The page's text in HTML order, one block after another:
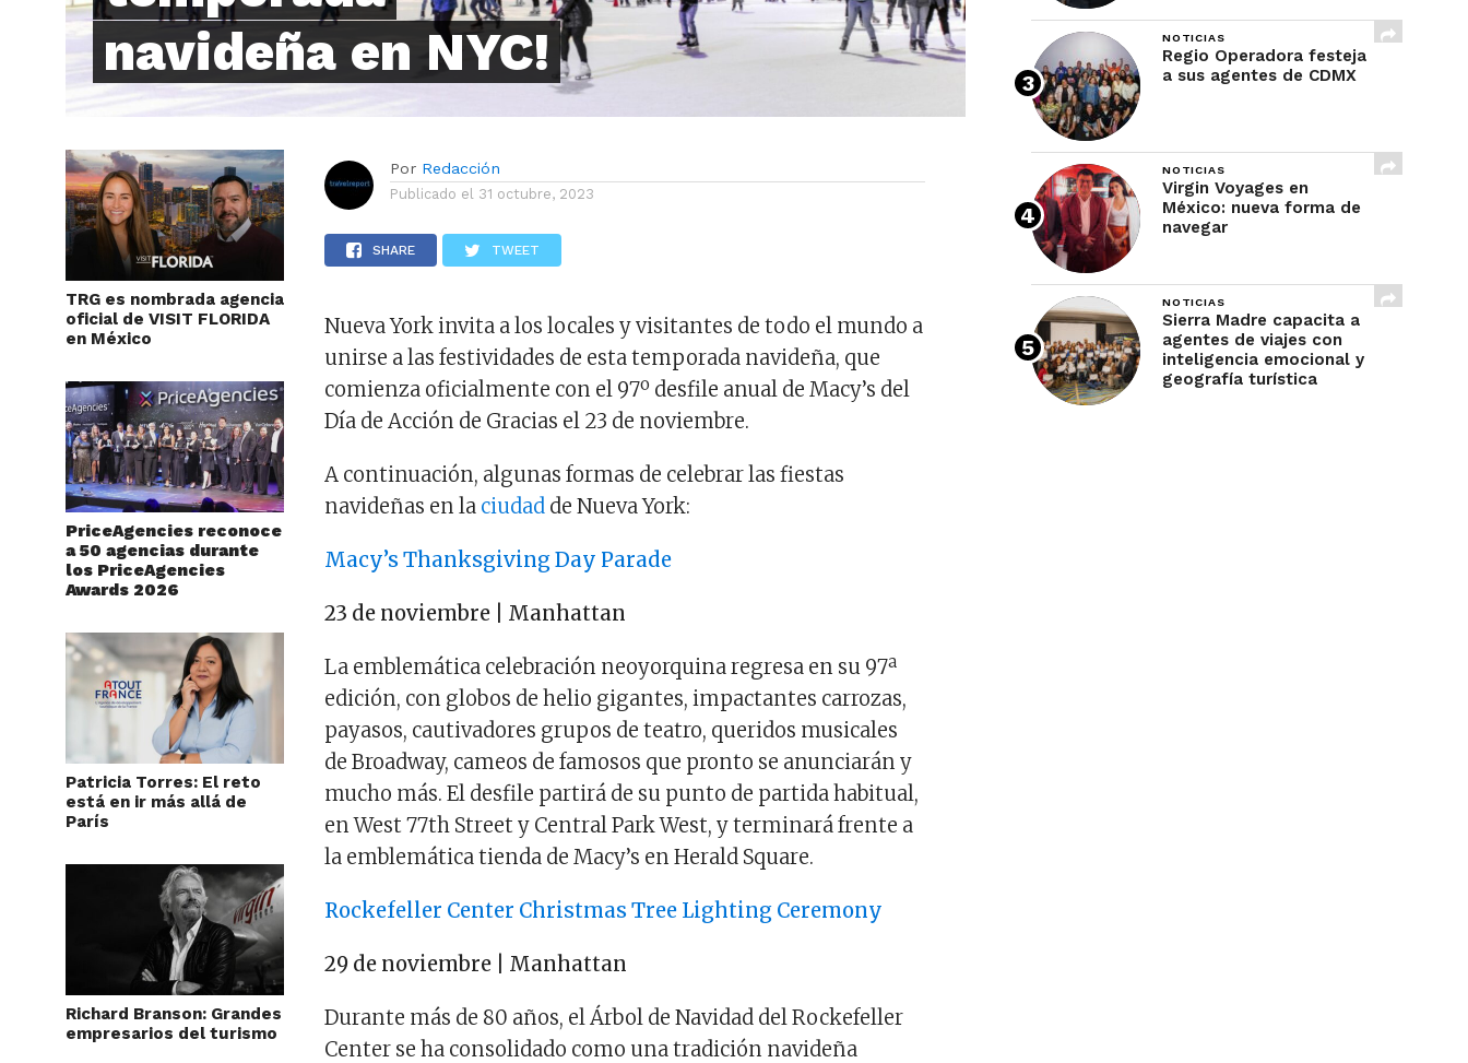
navideña en NYC!
TRG es nombrada agencia
oficial de VISIT FLORIDA
en México
PriceAgencies reconoce
a 50 agencias durante
los PriceAgencies
Awards 2026
Patricia Torres: El reto
está en ir más allá de
París
Richard Branson: Grandes
empresarios del turismo
Por Redacción
Publicado el 31 octubre, 2023
SHARE TWEET
Nueva York invita a los locales y visitantes de todo el mundo a
unirse a las festividades de esta temporada navideña, que
comienza oficialmente con el 97º desfile anual de Macy’s del
Día de Acción de Gracias el 23 de noviembre.
A continuación, algunas formas de celebrar las fiestas
navideñas en la ciudad de Nueva York:
Macy’s Thanksgiving Day Parade
23 de noviembre | Manhattan
La emblemática celebración neoyorquina regresa en su 97ª
edición, con globos de helio gigantes, impactantes carrozas,
payasos, cautivadores grupos de teatro, queridos musicales
de Broadway, cameos de famosos que pronto se anunciarán y
mucho más. El desfile partirá de su punto de partida habitual,
en West 77th Street y Central Park West, y terminará frente a
la emblemática tienda de Macy’s en Herald Square.
Rockefeller Center Christmas Tree Lighting Ceremony
29 de noviembre | Manhattan
Durante más de 80 años, el Árbol de Navidad del Rockefeller
Center se ha consolidado como una tradición navideña
NOTICIAS
Regio Operadora festeja
a sus agentes de CDMX
NOTICIAS
Virgin Voyages en
México: nueva forma de
navegar
NOTICIAS
Sierra Madre capacita a
agentes de viajes con
inteligencia emocional y
geografía turística